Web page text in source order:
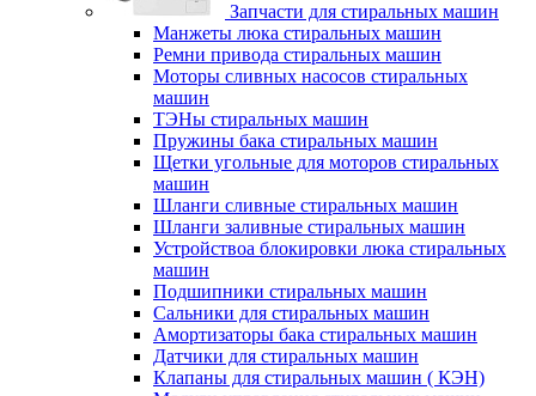
Запчасти для стиральных машин
Манжеты люка стиральных машин
Ремни привода стиральных машин
Моторы сливных насосов стиральных
машин
ТЭНы стиральных машин
Пружины бака стиральных машин
Щетки угольные для моторов стиральных
машин
Шланги сливные стиральных машин
Шланги заливные стиральных машин
Устройствоа блокировки люка стиральных
машин
Подшипники стиральных машин
Сальники для стиральных машин
Амортизаторы бака стиральных машин
Датчики для стиральных машин
Клапаны для стиральных машин ( КЭН)